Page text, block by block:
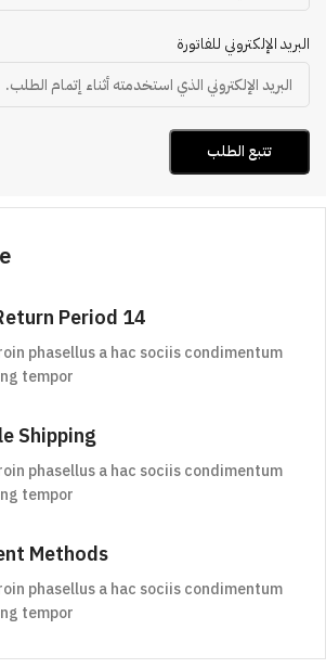
البريد الإلكتروني للفاتورة
تتبع الطلب
14 Days Return Period
phasellus a hac sociis condimentum
tempor
Shipping
phasellus a hac sociis condimentum
tempor
Methods
phasellus a hac sociis condimentum
tempor